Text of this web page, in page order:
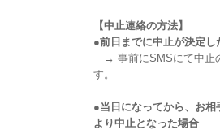
【中止連絡の方法】
●前日までに中止が決定し
→ 事前にSMSにて中止
す。
●当日になってから、お
より中止となった場合